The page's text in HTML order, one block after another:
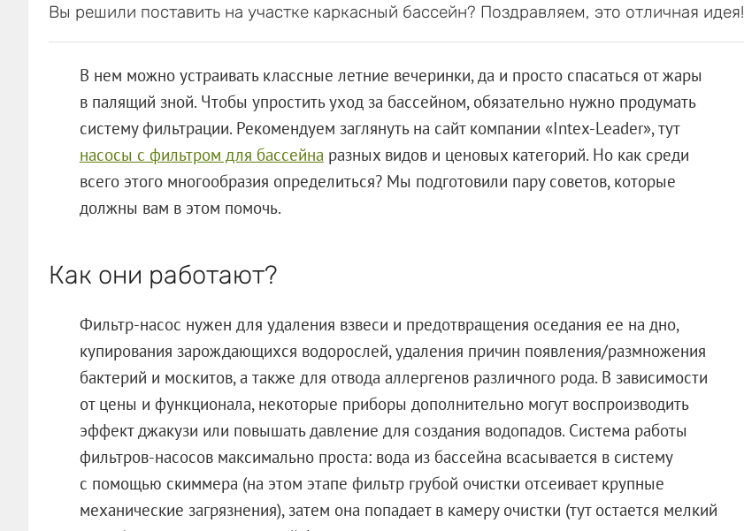
Вы решили поставить на участке каркасный бассейн? Поздравляем, это отличная идея!
В нем можно устраивать классные летние вечеринки, да и просто спасаться от жары
в палящий зной. Чтобы упростить уход за бассейном, обязательно нужно продумать
систему фильтрации. Рекомендуем заглянуть на сайт компании «Intex-Leader», тут
насосы с фильтром для бассейна разных видов и ценовых категорий. Но как среди
всего этого многообразия определиться? Мы подготовили пару советов, которые
должны вам в этом помочь.
Как они работают?
Фильтр-насос нужен для удаления взвеси и предотвращения оседания ее на дно,
купирования зарождающихся водорослей, удаления причин появления/размножения
бактерий и москитов, а также для отвода аллергенов различного рода. В зависимости
от цены и функционала, некоторые приборы дополнительно могут воспроизводить
эффект джакузи или повышать давление для создания водопадов. Система работы
фильтров-насосов максимально проста: вода из бассейна всасывается в систему
с помощью скиммера (на этом этапе фильтр грубой очистки отсеивает крупные
механические загрязнения), затем она попадает в камеру очистки (тут остается мелкий